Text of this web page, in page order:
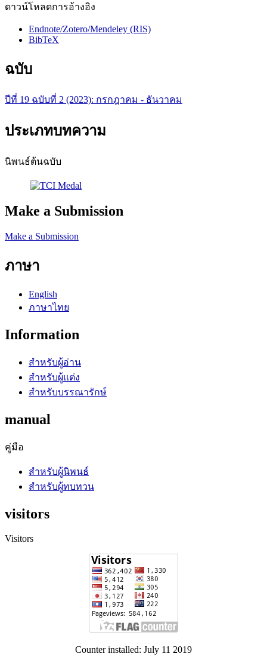
ดาวน์โหลดการอ้างอิง
Endnote/Zotero/Mendeley (RIS)
BibTeX
ฉบับ
ปีที่ 19 ฉบับที่ 2 (2023): กรกฎาคม - ธันวาคม
ประเภทบทความ
นิพนธ์ต้นฉบับ
Make a Submission
Make a Submission
ภาษา
English
ภาษาไทย
Information
สำหรับผู้อ่าน
สำหรับผู้แต่ง
สำหรับบรรณารักษ์
manual
คู่มือ
สำหรับผู้นิพนธ์
สำหรับผู้ทบทวน
visitors
Visitors
Counter installed: July 11 2019